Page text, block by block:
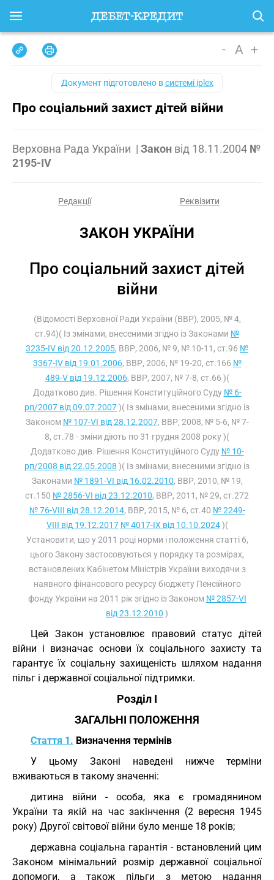
- A +
Документ підготовлено всистемі iplex
Про соціальний захист дітей війни
Верховна Рада України | Закон від 18.11.2004 №
2195-IV
Редакції Реквізити
ЗАКОН УКРАЇНИ
Про соціальний захист дітей
війни
(Відомості Верховної Ради України (ВВР), 2005, № 4,
ст.94)( Із змінами, внесеними згідно із Законами №
3235-IV від 20.12.2005, ВВР, 2006, № 9, № 10-11, ст.96 №
3367-IV від 19.01.2006, ВВР, 2006, № 19-20, ст.166 №
489-V від 19.12.2006, ВВР, 2007, № 7-8, ст.66 )(
Додатково див. Рішення Конституційного Суду № 6-
рп/2007 від 09.07.2007)( Із змінами, внесеними згідно із
Законом № 107-VI від 28.12.2007, ВВР, 2008, № 5-6, № 7-
8, ст.78 - зміни діють по 31 грудня 2008 року )(
Додатково див. Рішення Конституційного Суду № 10-
рп/2008 від 22.05.2008 )( Із змінами, внесеними згідно із
Законами № 1891-VI від 16.02.2010, ВВР, 2010, № 19,
ст.150 № 2856-VI від 23.12.2010, ВВР, 2011, № 29, ст.272
№ 76-VIII від 28.12.2014, ВВР, 2015, № 6, ст.40 № 2249-
VIII від 19.12.2017 № 4017-IX від 10.10.2024)(
Установити, що у 2011 році норми і положення статті 6,
цього Закону застосовуються у порядку та розмірах,
встановлених Кабінетом Міністрів України виходячи з
наявного фінансового ресурсу бюджету Пенсійного
фонду України на 2011 рік згідно із Законом № 2857-VI
від 23.12.2010 )
Цей Закон установлює правовий статус дітей
війни і визначає основи їх соціального захисту та
гарантує їх соціальну захищеність шляхом надання
пільг і державної соціальної підтримки.
Розділ I
ЗАГАЛЬНІ ПОЛОЖЕННЯ
Стаття 1. Визначення термінів
У цьому Законі наведені нижче терміни
вживаються в такому значенні:
дитина війни - особа, яка є громадянином
України та якій на час закінчення (2 вересня 1945
року) Другої світової війни було менше 18 років;
державна соціальна гарантія - встановлений цим
Законом мінімальний розмір державної соціальної
допомоги, а також пільги з метою надання